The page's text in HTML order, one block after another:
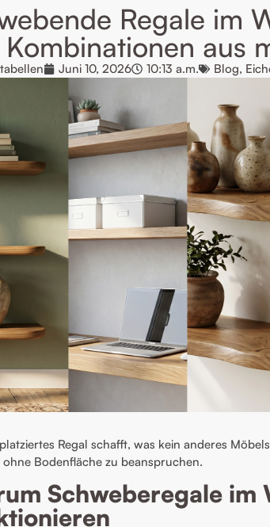
Regale im
aus
Juni 10, 2026 10:13 a.m. Blog,
Regal schafft, was kein anderes
ohne Bodenfläche zu beanspruchen.
Schweberegale im